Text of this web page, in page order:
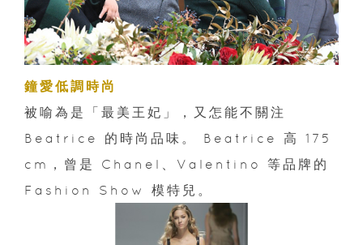
鐘愛低調時尚
被喻為是「最美王妃」，又怎能不關注
Beatrice 的時尚品味。 Beatrice 高 175
cm，曾是 Chanel、Valentino 等品牌的
Fashion Show 模特兒。